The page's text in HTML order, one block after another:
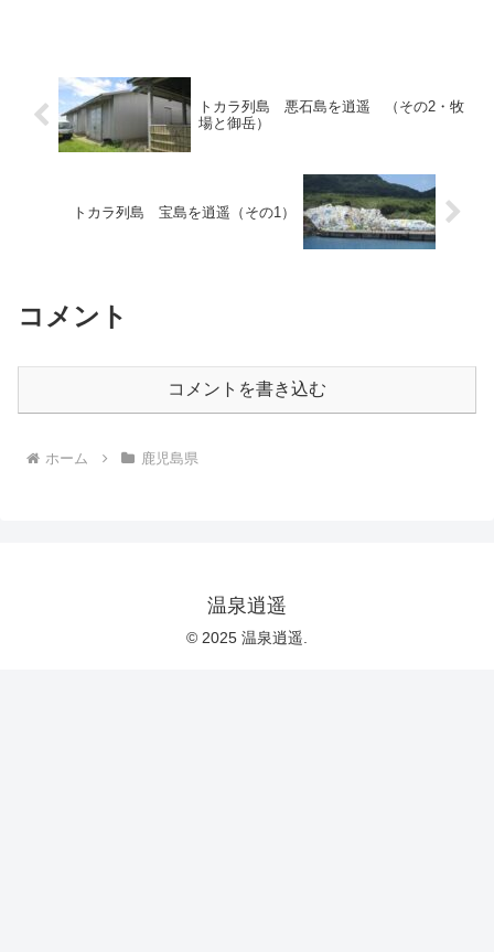
トカラ列島 悪石島を逍遥 （その2・牧
場と御岳）
トカラ列島 宝島を逍遥（その1）
コメント
コメントを書き込む
ホーム 鹿児島県
温泉逍遥
© 2025 温泉逍遥.